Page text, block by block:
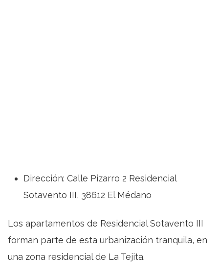
Dirección: Calle Pizarro 2 Residencial
Sotavento III, 38612 El Médano
Los apartamentos de Residencial Sotavento III
forman parte de esta urbanización tranquila, en
una zona residencial de La Tejita.